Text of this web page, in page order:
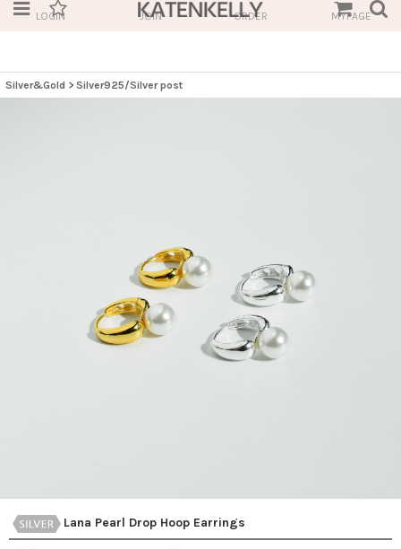
LOGIN JOIN ORDER MYPAGE
Silver&Gold > Silver925/Silver post
Lana Pearl Drop Hoop Earrings